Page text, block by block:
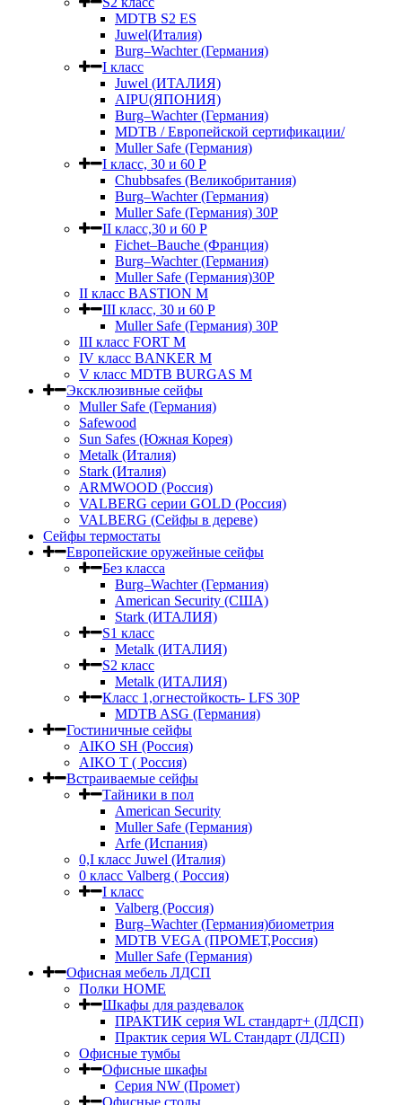
MDTB S2 ES
Juwel(Италия)
Burg–Wachter (Германия)
I класс
Juwel (ИТАЛИЯ)
AIPU(ЯПОНИЯ)
Burg–Wachter (Германия)
MDTB / Европейской сертификации/
Muller Safe (Германия)
I класс, 30 и 60 P
Chubbsafes (Великобритания)
Burg–Wachter (Германия)
Muller Safe (Германия) 30Р
II класс,30 и 60 P
Fichet–Bauche (Франция)
Burg–Wachter (Германия)
Muller Safe (Германия)30P
II класс BASTION M
III класс, 30 и 60 P
Muller Safe (Германия) 30Р
III класс FORT M
IV класс BANKER M
V класс МDTB BURGAS M
Эксклюзивные сейфы
Muller Safe (Германия)
Safewood
Sun Safes (Южная Корея)
Metalk (Италия)
Stark (Италия)
ARMWOOD (Россия)
VALBERG серии GOLD (Россия)
VALBERG (Сейфы в дереве)
Сейфы термостаты
Европейские оружейные сейфы
Без класса
Burg–Wachter (Германия)
American Security (США)
Stark (ИТАЛИЯ)
S1 класс
Metalk (ИТАЛИЯ)
S2 класс
Metalk (ИТАЛИЯ)
Класс 1,огнестойкость- LFS 30P
MDTB ASG (Германия)
Гостиничные сейфы
AIKO SH (Россия)
AIKO Т ( Россия)
Встраиваемые сейфы
Тайники в пол
American Security
Muller Safe (Германия)
Arfe (Испания)
0,I класс Juwel (Италия)
0 класс Valberg ( Россия)
I класс
Valberg (Россия)
Burg–Wachter (Германия)биометрия
MDTB VEGA (ПРОМЕТ,Россия)
Muller Safe (Германия)
Офисная мебель ЛДСП
Полки HOME
Шкафы для раздевалок
ПРАКТИК серия WL стандарт+ (ЛДСП)
Практик серия WL Стандарт (ЛДСП)
Офисные тумбы
Офисные шкафы
Серия NW (Промет)
Офисные столы